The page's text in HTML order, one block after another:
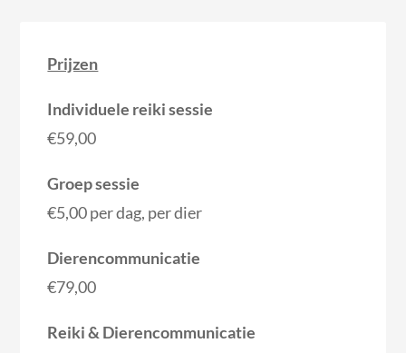
Prijzen
Individuele reiki sessie
€59,00
Groep sessie
€5,00 per dag, per dier
Dierencommunicatie
€79,00
Reiki & Dierencommunicatie